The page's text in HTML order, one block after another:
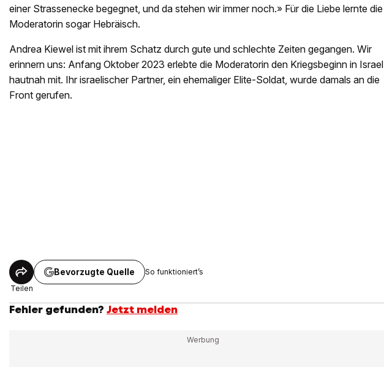
einer Strassenecke begegnet, und da stehen wir immer noch.» Für die Liebe lernte die
Moderatorin sogar Hebräisch.
Andrea Kiewel ist mit ihrem Schatz durch gute und schlechte Zeiten gegangen. Wir
erinnern uns: Anfang Oktober 2023 erlebte die Moderatorin den Kriegsbeginn in Israel
hautnah mit. Ihr israelischer Partner, ein ehemaliger Elite-Soldat, wurde damals an die
Front gerufen.
Teilen
Bevorzugte Quelle So funktioniert’s
Fehler gefunden? Jetzt melden